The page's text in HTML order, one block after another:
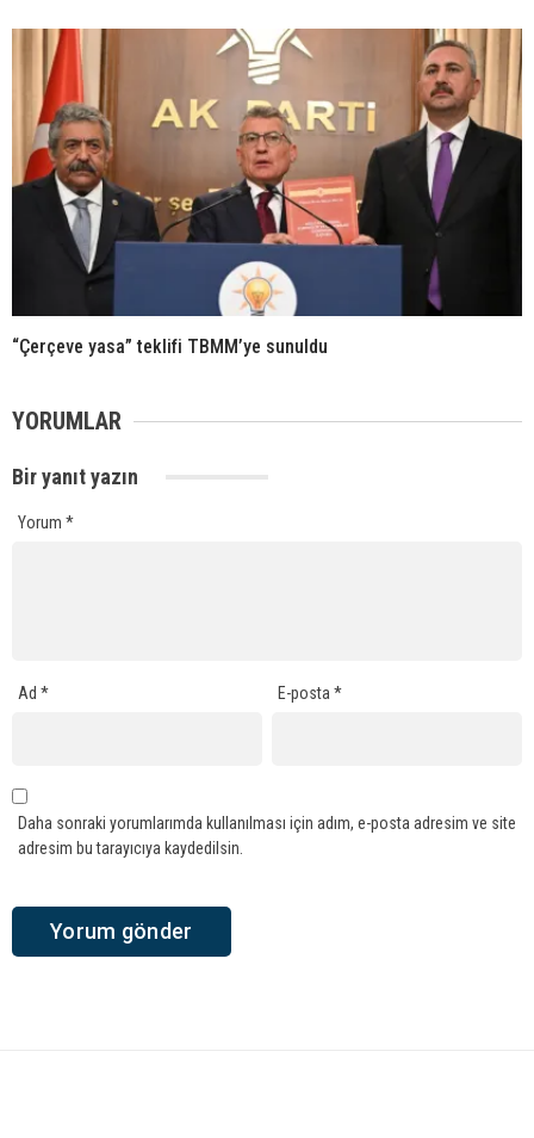
“Çerçeve yasa” teklifi TBMM’ye sunuldu
YORUMLAR
Bir yanıt yazın
Yorum *
Ad * E-posta*
Daha sonraki yorumlarımda kullanılması için adım, e-posta adresim ve site
adresim bu tarayıcıya kaydedilsin.